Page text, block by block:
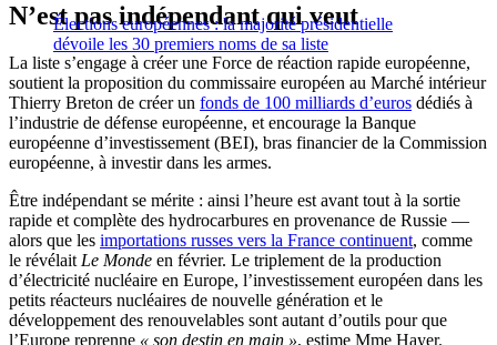
Élections européennes : la majorité présidentielle
dévoile les 30 premiers noms de sa liste
N’est pas indépendant qui veut
La liste s’engage à créer une Force de réaction rapide européenne,
soutient la proposition du commissaire européen au Marché intérieur
Thierry Breton de créer un fonds de 100 milliards d’euros dédiés à
l’industrie de défense européenne, et encourage la Banque
européenne d’investissement (BEI), bras financier de la Commission
européenne, à investir dans les armes.
Être indépendant se mérite : ainsi l’heure est avant tout à la sortie
rapide et complète des hydrocarbures en provenance de Russie —
alors que les importations russes vers la France continuent, comme
le révélait Le Monde en février. Le triplement de la production
d’électricité nucléaire en Europe, l’investissement européen dans les
petits réacteurs nucléaires de nouvelle génération et le
développement des renouvelables sont autant d’outils pour que
l’Europe reprenne « son destin en main », estime Mme Hayer.